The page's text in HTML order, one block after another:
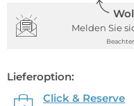
Melden Sie
Lieferoption:
Click & Reserve